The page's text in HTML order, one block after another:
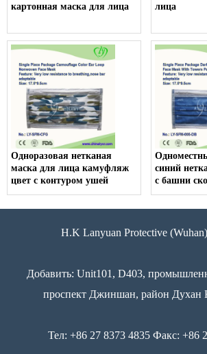
картонная маска для лица
лица
Одноразовая нетканая
маска для лица камуфляж
цвет с контуром ушей
синий
с башни
H.K Lanyuan Protective
Добавить: Unit101, D403,
проспект Джиншан, район Духан
Тел: +86 27 8373 4835 Факс: +86